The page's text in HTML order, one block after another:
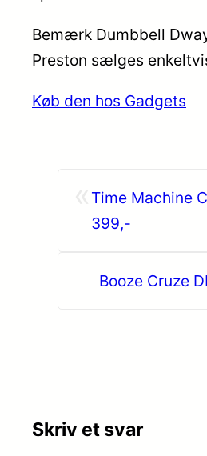
Bemærk Dumbbell
Preston sælges
Køb den hos Gadgets
Time Machine
399,-
Booze Cruze
Skriv et svar